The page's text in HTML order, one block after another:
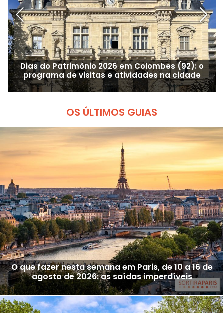
Dias do Patrimônio 2026 em Colombes (92): o
programa de visitas e atividades na cidade
OS ÚLTIMOS GUIAS
O que fazer nesta semana em Paris, de 10 a 16 de
agosto de 2026: as saídas imperdíveis